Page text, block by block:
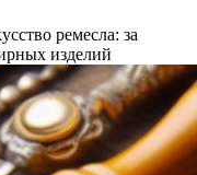
ремесла: за
изделий